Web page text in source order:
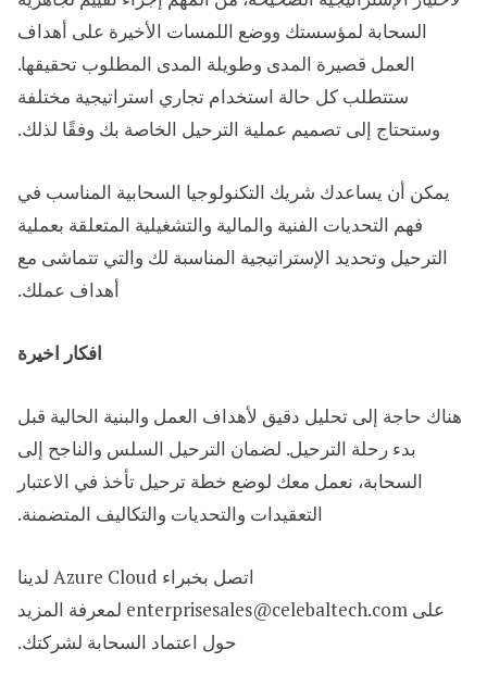
السحابة لمؤسستك ووضع اللمسات الأخيرة على أهداف
العمل قصيرة المدى وطويلة المدى المطلوب تحقيقها.
ستتطلب كل حالة استخدام تجاري استراتيجية مختلفة
وستحتاج إلى تصميم عملية الترحيل الخاصة بك وفقًا لذلك.
يمكن أن يساعدك شريك التكنولوجيا السحابية المناسب في
فهم التحديات الفنية والمالية والتشغيلية المتعلقة بعملية
الترحيل وتحديد الإستراتيجية المناسبة لك والتي تتماشى مع
أهداف عملك.
افكار اخيرة
هناك حاجة إلى تحليل دقيق لأهداف العمل والبنية الحالية قبل
بدء رحلة الترحيل. لضمان الترحيل السلس والناجح إلى
السحابة، نعمل معك لوضع خطة ترحيل تأخذ في الاعتبار
التعقيدات والتحديات والتكاليف المتضمنة.
اتصل بخبراء Azure Cloud لدينا
على enterprisesales@celebaltech.com لمعرفة المزيد
حول اعتماد السحابة لشركتك.